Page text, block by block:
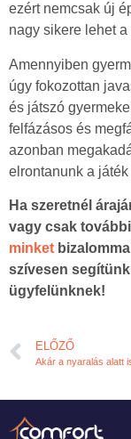
ezért nemcsak új
nagy sikere lehet
Amennyiben
úgy fokozottan
és játszó
felfázásos és
azonban
elrontanunk a játék
Ha szeretnél
vagy csak
minket
szívesen
ügyfelünknek!
ELŐZŐ